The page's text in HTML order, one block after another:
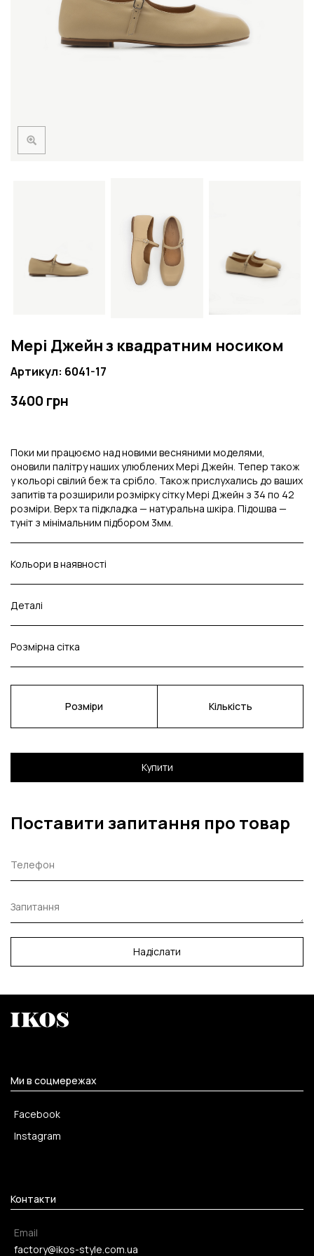
Мері Джейн з квадратним носиком
Артикул: 6041-17
3400 грн
Поки ми працюємо над новими весняними моделями,
оновили палітру наших улюблених Мері Джейн. Тепер також
у кольорі свілий беж та срібло. Також прислухались до ваших
запитів та розширили розмірку сітку Мері Джейн з 34 по 42
розміри. Верх та підкладка — натуральна шкіра. Підошва —
туніт з мінімальним підбором 3мм.
Кольори в наявності
Деталі
Розмірна сітка
Розміри Кількість
Купити
Поставити запитання про товар
Надіслати
Ми в соцмережах
Facebook
Instagram
Контакти
Email
factory@ikos-style.com.ua